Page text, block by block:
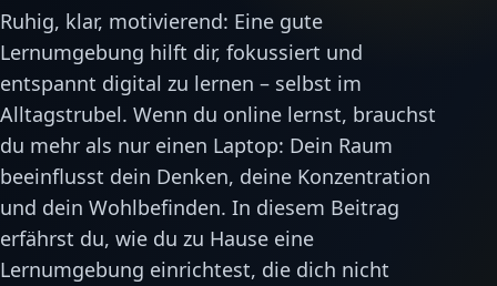
Kontakt & Beratung
IHK-Prüfungsvorbereitung 2026
Microlearning richtig gemacht
Über uns
Unser Bildungsverständnis
Qualität & Entwicklung
Ruhig, klar, motivierend: Eine gute
Lernumgebung hilft dir, fokussiert und
entspannt digital zu lernen – selbst im
Alltagstrubel. Wenn du online lernst, brauchst
du mehr als nur einen Laptop: Dein Raum
beeinflusst dein Denken, deine Konzentration
und dein Wohlbefinden. In diesem Beitrag
erfährst du, wie du zu Hause eine
Lernumgebung einrichtest, die dich nicht